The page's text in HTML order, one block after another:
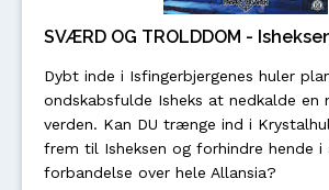
SVÆRD OG TROLDDOM -
Dybt inde i Isfingerbjergenes huler
ondskabsfulde Isheks at nedkalde en
verden. Kan DU trænge ind i
frem til Isheksen og forhindre hende i
forbandelse over hele Allansia?